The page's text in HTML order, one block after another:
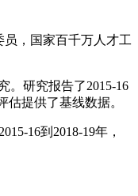
，国家百千万人才工
。研究报告了2015-16
提供了基线数据。
16到2018-19年，